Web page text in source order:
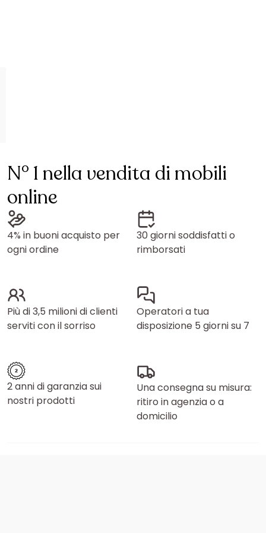
N° 1 nella vendita di mobili
online
4% in buoni acquisto per
ogni ordine
30 giorni soddisfatti o
rimborsati
Più di 3,5 milioni di clienti
serviti con il sorriso
Operatori a tua
disposizione 5 giorni su 7
2 anni di garanzia sui
nostri prodotti
Una consegna su misura:
ritiro in agenzia o a
domicilio